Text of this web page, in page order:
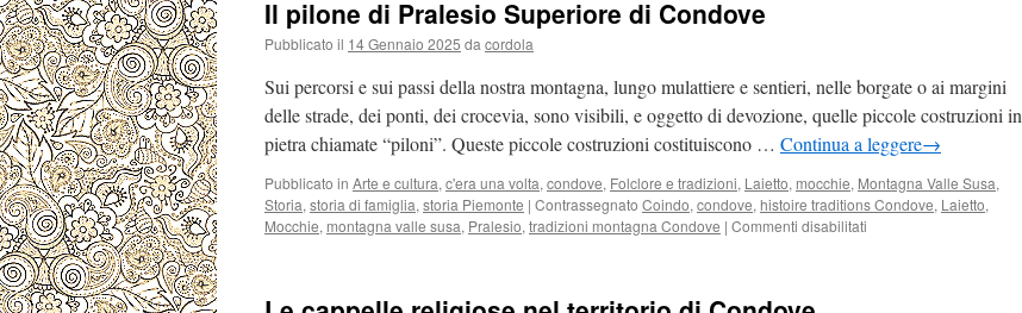
Il pilone di Pralesio Superiore di Condove
Pubblicato il 14 Gennaio 2025 da cordola
Sui percorsi e sui passi della nostra montagna, lungo mulattiere e sentieri, nelle borgate o ai margini
delle strade, dei ponti, dei crocevia, sono visibili, e oggetto di devozione, quelle piccole costruzioni in
pietra chiamate “piloni”. Queste piccole costruzioni costituiscono … Continua a leggere→
Pubblicato in Arte e cultura, c'era una volta, condove, Folclore e tradizioni, Laietto, mocchie, Montagna Valle Susa,
Storia, storia di famiglia, storia Piemonte | Contrassegnato Coindo, condove, histoire traditions Condove, Laietto,
Mocchie, montagna valle susa, Pralesio, tradizioni montagna Condove | Commenti disabilitati